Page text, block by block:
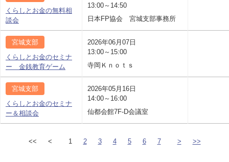
くらしとお金の無料相
談会
13:00～14:50
日本FP協会 宮城支部事務所
宮城支部
くらしとお金のセミナ
ー 金銭教育ゲーム
2026年06月07日
13:00～15:00
寺岡Ｋｎｏｔｓ
宮城支部
くらしとお金のセミナ
ー＆相談会
2026年05月16日
14:00～16:00
仙都会館7F-D会議室
<< < 1 2 3 4 5 6 7 > >>